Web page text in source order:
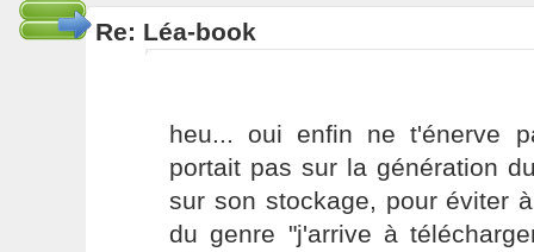
Re: Léa-book
heu... oui enfin ne t'énerve
portait pas sur la génération
sur son stockage, pour éviter
du genre "j'arrive à